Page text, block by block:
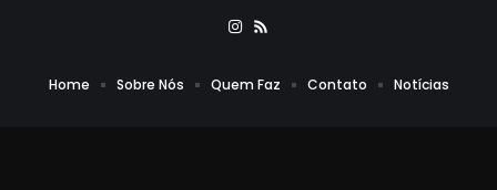
Home Sobre Nós Quem Faz Contato Notícias